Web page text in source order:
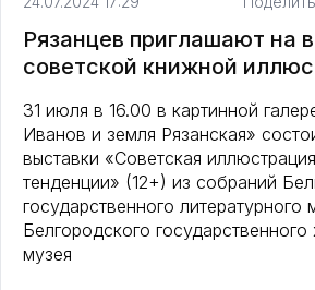
Рязанцев приглашают на
советской книжной
31 июля в 16.00 в картинной
Иванов и земля Рязанская»
выставки «Советская
тенденции» (12+) из собраний
государственного литературного
Белгородского
музея